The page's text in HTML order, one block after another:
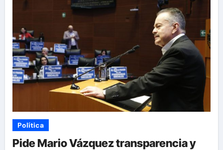
Política
Pide Mario Vázquez transparencia y